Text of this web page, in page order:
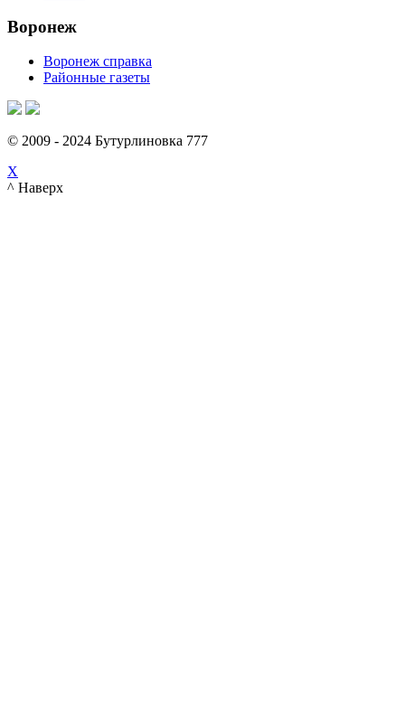
Воронеж
Воронеж справка
Районные газеты
© 2009 - 2024 Бутурлиновка 777
X
^ Наверх